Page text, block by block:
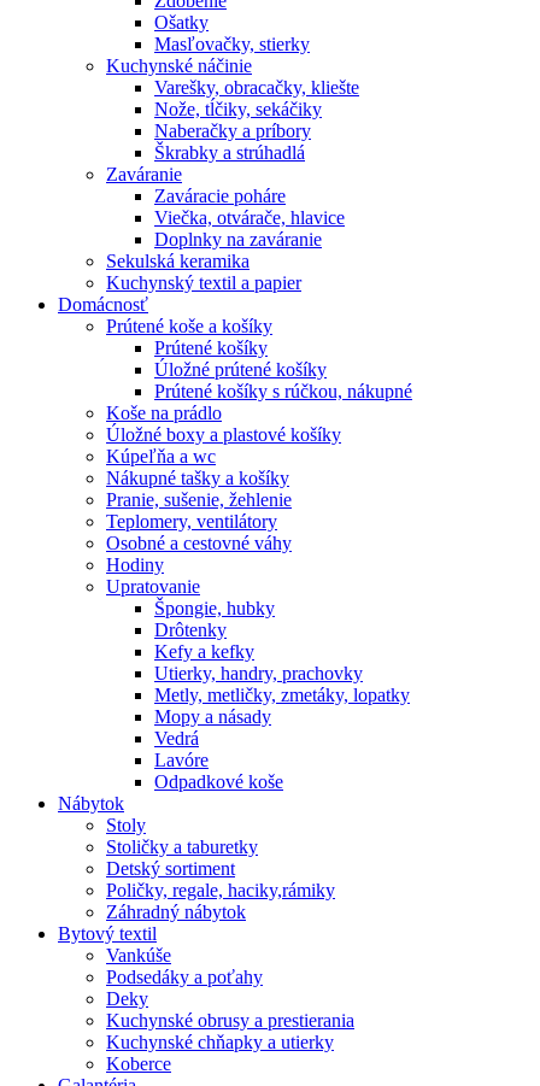
Ošatky
Masľovačky, stierky
Kuchynské náčinie
Varešky, obracačky, kliešte
Nože, tĺčiky, sekáčiky
Naberačky a príbory
Škrabky a strúhadlá
Zaváranie
Zaváracie poháre
Viečka, otvárače, hlavice
Doplnky na zaváranie
Sekulská keramika
Kuchynský textil a papier
Domácnosť
Prútené koše a košíky
Prútené košíky
Úložné prútené košíky
Prútené košíky s rúčkou, nákupné
Koše na prádlo
Úložné boxy a plastové košíky
Kúpeľňa a wc
Nákupné tašky a košíky
Pranie, sušenie, žehlenie
Teplomery, ventilátory
Osobné a cestovné váhy
Hodiny
Upratovanie
Špongie, hubky
Drôtenky
Kefy a kefky
Utierky, handry, prachovky
Metly, metličky, zmetáky, lopatky
Mopy a násady
Vedrá
Lavóre
Odpadkové koše
Nábytok
Stoly
Stoličky a taburetky
Detský sortiment
Poličky, regale, haciky,rámiky
Záhradný nábytok
Bytový textil
Vankúše
Podsedáky a poťahy
Deky
Kuchynské obrusy a prestierania
Kuchynské chňapky a utierky
Koberce